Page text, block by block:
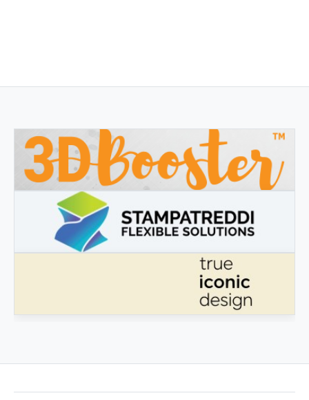
3DBOOSTER
3DBooster - Prodotti innovativi per stampa 3D